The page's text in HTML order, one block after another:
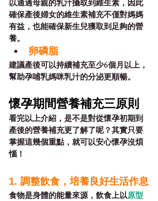
以通過母親的乳汁攝取到維生素，因此
確保產後婦女的維生素補充不僅對媽媽
有益，也能確保新生兒獲取到足夠的營
養。
卵磷脂
建議產後可以持續補充至少6個月以上，
幫助孕哺乳媽咪乳汁的分泌更順暢。
懷孕期間營養補充三原則
看完以上介紹，是不是對從懷孕初期到
產後的營養補充更了解了呢？其實只要
掌握這幾個重點，就可以安心懷孕沒煩
惱！
1. 調整飲食，培養良好生活作息
食物是身體的能量來源，飲食上以原型